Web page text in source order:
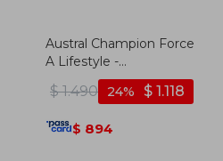
Austral Champion Force
A Lifestyle -
Blaco/dorado - Blanco-
dorado
$ 1.490 $ 1.118
24
$ 894